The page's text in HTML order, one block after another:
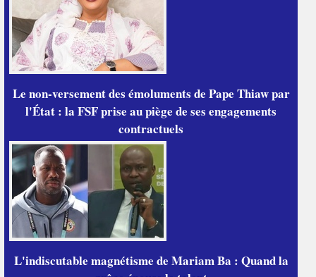
Le non-versement des émoluments de Pape Thiaw par
l'État : la FSF prise au piège de ses engagements
contractuels
L'indiscutable magnétisme de Mariam Ba : Quand la